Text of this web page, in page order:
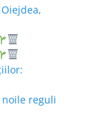
reguli